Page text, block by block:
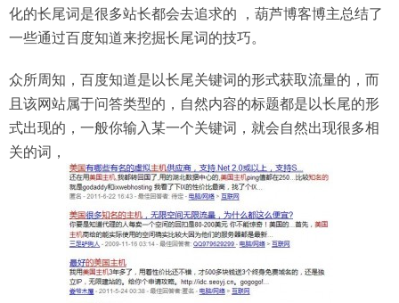
化的长尾词是很多站长都会去追求的 ，葫芦博客博主总结了
一些通过百度知道来挖掘长尾词的技巧。
众所周知，百度知道是以长尾关键词的形式获取流量的，而
且该网站属于问答类型的，自然内容的标题都是以长尾的形
式出现的，一般你输入某一个关键词，就会自然出现很多相
关的词，